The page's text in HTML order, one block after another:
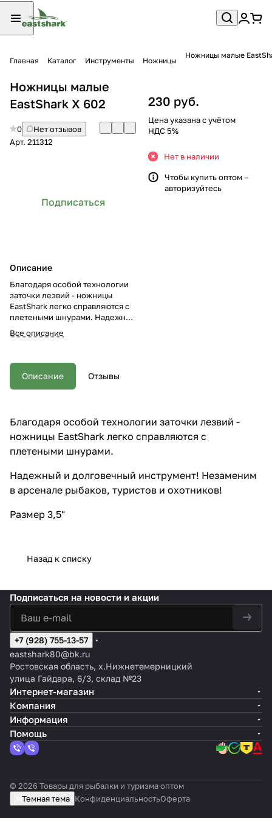
Главная Каталог Инструменты Ножницы
Ножницы малые
Ножницы малые
EastShark X 602
0
Нет отзывов
Арт. 211312
Подписаться
Описание
Благодаря особой технологии
заточки лезвий - ножницы
EastShark легко справляются с
плетеными шнурами. Надежный
и долговечный инструмент!
Незаменим в арсенале
Размер 3,5"
Все описание
230 руб.
Цена указана с учётом
НДС 5%
Нет в наличии
Чтобы купить оптом –
авторизуйтесь
Описание Отзывы
Благодаря особой технологии заточки лезвий -
ножницы EastShark легко справляются с
плетеными шнурами.
Надежный и долговечный инструмент! Незаменим
в арсенале рыбаков, туристов и охотников!
Размер 3,5"
Назад к списку
Подписаться на новости и акции
+7 (928) 755-13-57
eastshark80@bk.ru
Ростовская область, х.Нижнетемерницкий
улица Гайдара, 6/3, склад №23
Интернет-магазин
Компания
Информация
Помощь
© 2026 Товары для рыбалки и туризма оптом
Темная тема КонфиденциальностьОферта